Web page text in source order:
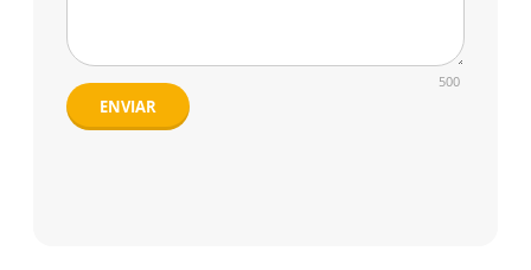
500
ENVIAR